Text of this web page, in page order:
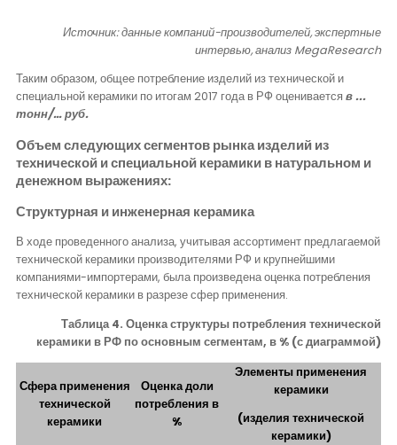
Источник: данные компаний-производителей, экспертные
интервью, анализ MegaResearch
Таким образом, общее потребление изделий из технической и
специальной керамики по итогам 2017 года в РФ оценивается в ...
тонн/… руб.
Объем следующих сегментов рынка изделий из
технической и специальной керамики в натуральном и
денежном выражениях:
Структурная и инженерная керамика
В ходе проведенного анализа, учитывая ассортимент предлагаемой
технической керамики производителями РФ и крупнейшими
компаниями-импортерами, была произведена оценка потребления
технической керамики в разрезе сфер применения.
Таблица 4. Оценка структуры потребления технической
керамики в РФ по основным сегментам, в % (с диаграммой)
Сфера применения
технической
керамики
Оценка доли
потребления в
%
Элементы применения
керамики
(изделия технической
керамики)